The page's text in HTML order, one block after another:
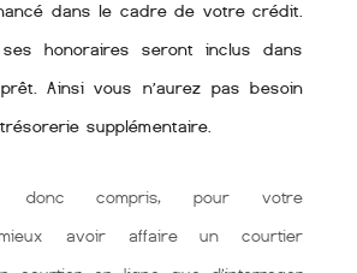
dans le cadre de votre crédit.
honoraires seront inclus dans
Ainsi vous n’aurez pas besoin
supplémentaire.
donc compris, pour votre
avoir affaire un courtier